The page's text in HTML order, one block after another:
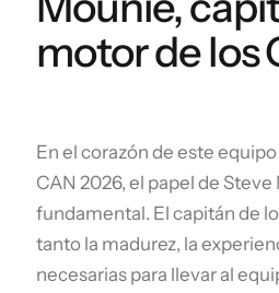
motor de los
En el corazón de este
CAN 2026, el papel de
fundamental. El capitán de
tanto la madurez, la
necesarias para llevar al